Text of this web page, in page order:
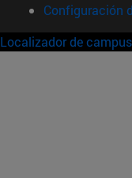
Configuración
Localizador de campus